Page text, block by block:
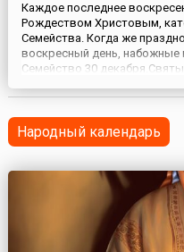
Каждое последнее
Рождеством Христовым,
Семейства. Когда же
воскресный день, набожные
Семейство 30
Иосифа.Важнейшая
гармоничным
Народный календарь